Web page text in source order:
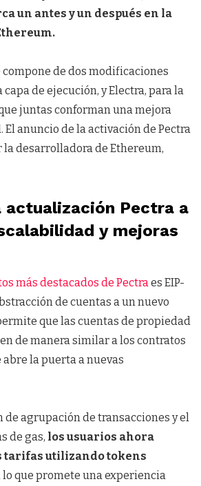
un antes y un después en la
de dos modificaciones
capa de ejecución, y Electra, para la
juntas conforman una mejora
anuncio de la activación de Pectra
desarrolladora de Ethereum,
actualización Pectra a
y mejoras
más destacados de Pectraes EIP-
de cuentas a un nuevo
que las cuentas de propiedad
de manera similar a los contratos
la puerta a nuevas
de agrupación de transacciones y el
de gas, los usuarios ahora
tarifas utilizando tokens
lo que promete una experiencia